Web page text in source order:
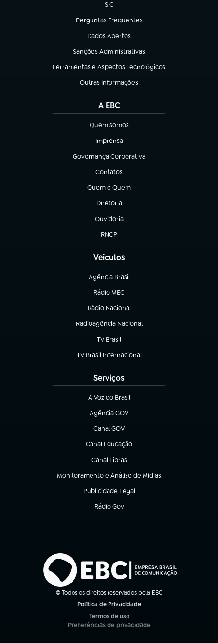
SIC
(abre em nova aba)
Perguntas Frequentes
(abre em nova aba)
Dados Abertos
(abre em nova aba)
Sanções Administrativas
(abre em nova aba)
Ferramentas e Aspectos Tecnológicos
(abre em nova aba)
Outras Informações
(abre em nova aba)
A EBC
Quem somos
(abre em nova aba)
Imprensa
(abre em nova aba)
Governança Corporativa
(abre em nova aba)
Contatos
(abre em nova aba)
Quem é Quem
(abre em nova aba)
Diretoria
(abre em nova aba)
Ouvidoria
(abre em nova aba)
RNCP
(abre em nova aba)
Veículos
Agência Brasil
(abre em nova aba)
Rádio MEC
(abre em nova aba)
Rádio Nacional
Radioagência Nacional
(abre em nova aba)
TV Brasil
(abre em nova aba)
TV Brasil Internacional
(abre em nova aba)
Serviços
A Voz do Brasil
(abre em nova aba)
Agência GOV
(abre em nova aba)
Canal GOV
(abre em nova aba)
Canal Educação
(abre em nova aba)
Canal Libras
(abre em nova aba)
Monitoramento e Análise de Mídias
(abre em nova aba)
Publicidade Legal
(abre em nova aba)
Rádio Gov
(abre em nova aba)
© Todos os direitos reservados pela EBC
Política de Privacidade
Termos de uso
(abre em nova aba)
Preferências de privacidade